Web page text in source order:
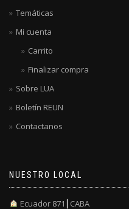
Temáticas
Mi cuenta
Carrito
Finalizar compra
Sobre LUA
Boletín REUN
Contactanos
NUESTRO LOCAL
Ecuador 871┃CABA